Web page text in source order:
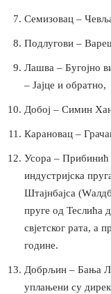
Семизовац –
Подлугови –
Лашва – Бугојно
– Јајце и обратно,
Добој – Симин
Карановац –
Усора –
индустријска
Штајнбајса
пруге од Теслића
свјетског рата, а
године.
Добрљин – Бања
уплањени су